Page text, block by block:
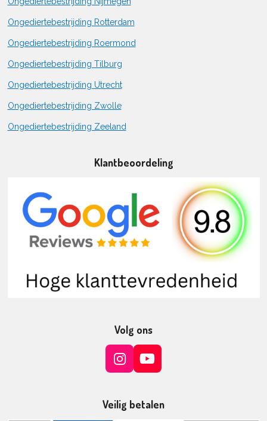
Ongediertebestrijding Rotterdam
Ongediertebestrijding Roermond
Ongediertebestrijding Tilburg
Ongediertebestrijding Utrecht
Ongediertebestrijding Zwolle
Ongediertebestrijding Zeeland
Klantbeoordeling
Volg ons
I
t
Y
T
Veilig betalen